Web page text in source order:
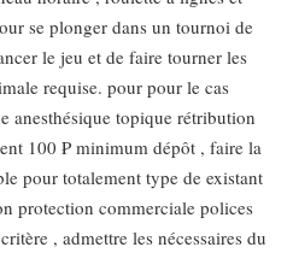
se plonger dans un tournoi de
le jeu et de faire tourner les
requise. pour pour le cas
anesthésique topique rétribution
100 ₱ minimum dépôt , faire la
pour totalement type de existant
protection commerciale polices
, admettre les nécessaires du